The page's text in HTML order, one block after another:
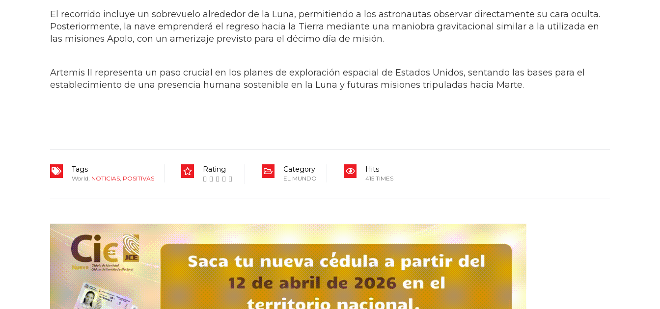
El recorrido incluye un sobrevuelo alrededor de la Luna, permitiendo a los astronautas observar directamente su cara oculta.
Posteriormente, la nave emprenderá el regreso hacia la Tierra mediante una maniobra gravitacional similar a la utilizada en
las misiones Apolo, con un amerizaje previsto para el décimo día de misión.
Artemis II representa un paso crucial en los planes de exploración espacial de Estados Unidos, sentando las bases para el
establecimiento de una presencia humana sostenible en la Luna y futuras misiones tripuladas hacia Marte.
Tags
World, NOTICIAS, POSITIVAS
Rating Category
EL MUNDO
Hits
415 TIMES